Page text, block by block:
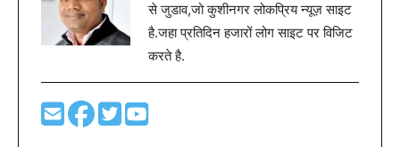
से जुडाव,जो कुशीनगर लोकप्रिय न्यूज़ साइट
है.जहा प्रतिदिन हजारों लोग साइट पर विजिट
करते है.